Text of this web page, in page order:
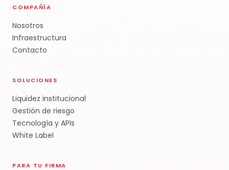
COMPAÑÍA
Nosotros
Infraestructura
Contacto
SOLUCIONES
Liquidez institucional
Gestión de riesgo
Tecnología y APIs
White Label
PARA TU FIRMA